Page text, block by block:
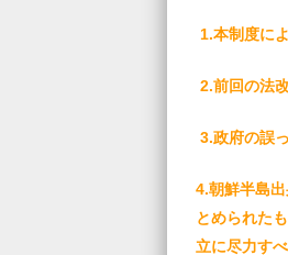
1.本制度に
2.前回の法
3.政府の誤
4.朝鮮半島
とめられた
立に尽力す